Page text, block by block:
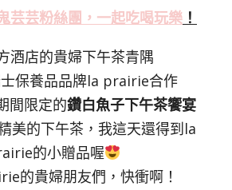
芸芸粉絲團，一起吃喝玩樂 ！
酒店的貴婦下午茶青隅
保養品品牌la prairie合作
間限定的鑽白魚子下午茶饗宴
美的下午茶，我這天還得到la
的小贈品喔
的貴婦朋友們，快衝啊！